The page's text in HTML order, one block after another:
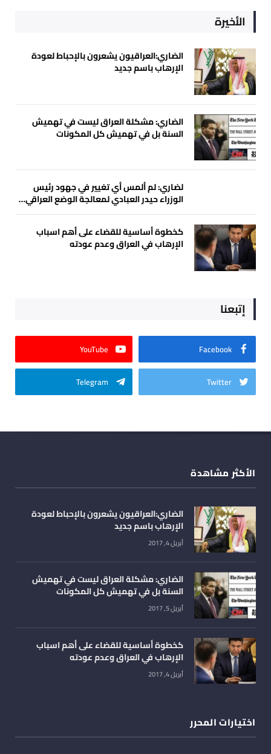
الأخيرة
الضاري:العراقيون يشعرون بالإحباط لعودة
الإرهاب باسم جديد
الضاري: مشكلة العراق ليست في تهميش
السنة بل في تهميش كل المكونات
لضاري: لم ألمس أي تغيير في جهود رئيس
الوزراء حيدر العبادي لمعالجة الوضع العراقي…
كخطوة أساسية للقضاء على أهم اسباب
الإرهاب في العراق وعدم عودته
إتبعنا
Facebook
YouTube
Twitter
Telegram
الأكثر مشاهدة
الضاري:العراقيون يشعرون بالإحباط لعودة
الإرهاب باسم جديد
أبريل 4, 2017
الضاري: مشكلة العراق ليست في تهميش
السنة بل في تهميش كل المكونات
أبريل 5, 2017
كخطوة أساسية للقضاء على أهم اسباب
الإرهاب في العراق وعدم عودته
أبريل 4, 2017
اختيارات المحرر